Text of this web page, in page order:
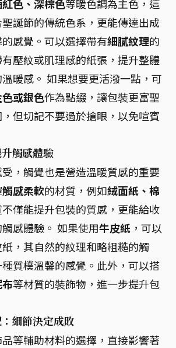
色、深棕色等暖色調為主色，這
誕節的傳統色系，更能傳達出成
感覺。可以選擇帶有細膩紋理的
壓紋或肌理感的紙張，提升整體
暖感。 如果想要更活潑一點，可
或銀色作為點綴，讓包裝更富聖
但切記不要過於搶眼，以免喧賓
觸感體驗
，觸覺也是營造溫暖質感的重要
觸感柔軟的材質，例如絨面紙、棉
僅能提升包裝的質感，更能給收
感體驗。 如果使用牛皮紙 ，可以
，其自然的紋理和略粗糙的觸
質樸溫馨的感覺。此外，可以搭
等材質的裝飾物，進一步提升包
細節決定成敗
等輔助材料的選擇，直接影響著